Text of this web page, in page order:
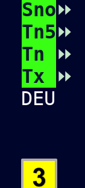
Sno⏩
Tn5⏩
Tn
⏩
Tx
⏩
DEU